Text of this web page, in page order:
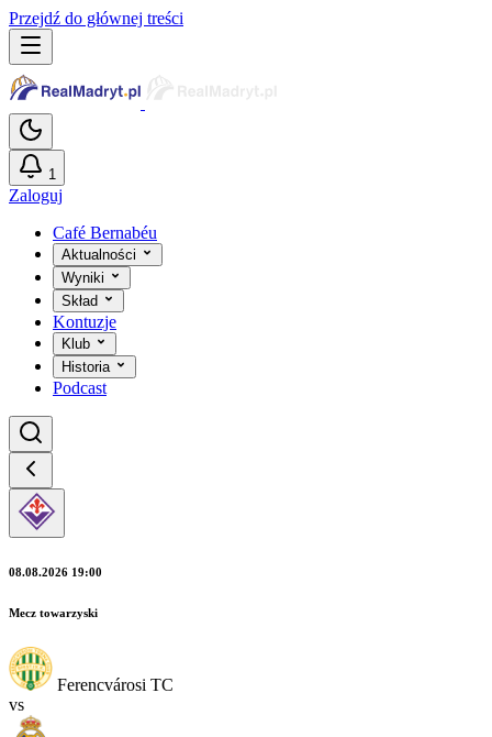
Przejdź do głównej treści
1
Zaloguj
Café Bernabéu
Aktualności
Wyniki
Skład
Kontuzje
Klub
Historia
Podcast
08.08.2026 19:00
Mecz towarzyski
Ferencvárosi TC
vs